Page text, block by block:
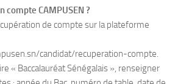
compte CAMPUSEN ?
de compte sur la plateforme
candidat/recuperation-compte.
« Baccalauréat Sénégalais », renseigner